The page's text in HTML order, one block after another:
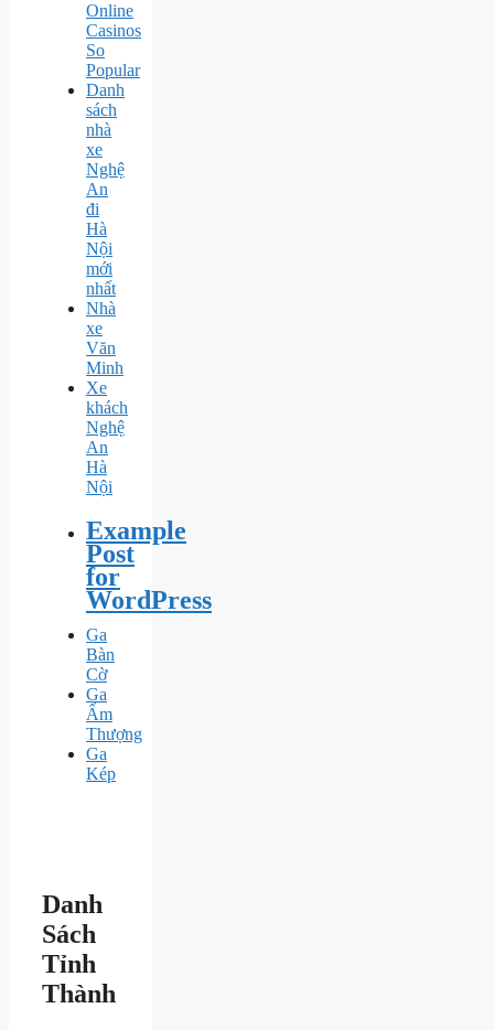
Online
Casinos
So
Popular
Danh
sách
nhà
xe
Nghệ
An
đi
Hà
Nội
mới
nhất
Nhà
xe
Văn
Minh
Xe
khách
Nghệ
An
Hà
Nội
Example
Post
for
WordPress
Ga
Bàn
Cờ
Ga
Ấm
Thượng
Ga
Kép
Danh
Sách
Tỉnh
Thành